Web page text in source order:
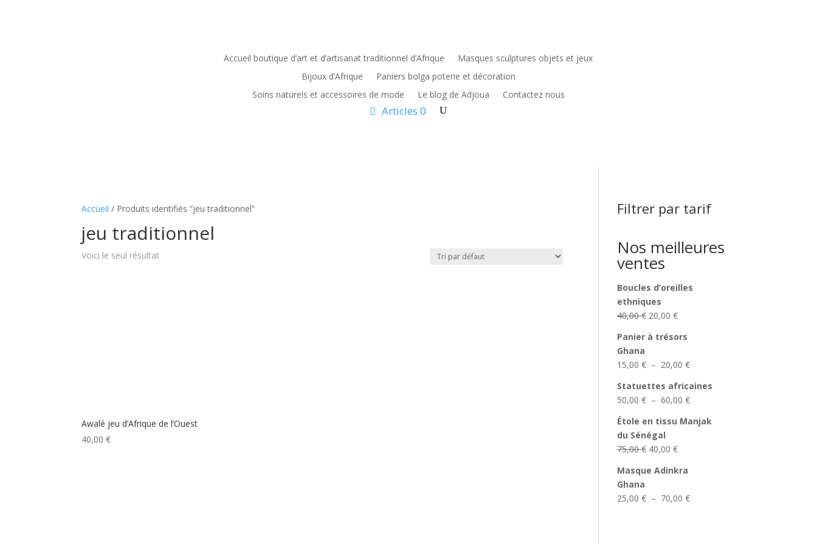
Accueil boutique d’art et d’artisanat traditionnel d’Afrique
Masques sculptures objets et jeux
Bijoux d’Afrique
Paniers bolga poterie et décoration
Soins naturels et accessoires de mode
Le blog de Adjoua Contactez nous
Articles 0
Accueil / Produits identifiés “jeu traditionnel”
jeu traditionnel
Voici le seul résultat
Awalé jeu d’Afrique de l’Ouest
40,00€
Filtrer par tarif
Nos meilleures
ventes
Boucles d’oreilles
ethniques
40,00€ Le
initial
40,00 €.
20,00€Le
actuel
20,00 €.
Panier à trésors
Ghana
15,00€ – 20,00€Plage
prix :
15,00 €
à
Statuettes africaines
50,00€ – 60,00€Plage
prix :
Étole en tissu Manjak
du Sénégal
75,00€ Le
initial
75,00 €.
40,00€Le
actuel
40,00 €.
Masque Adinkra
Ghana
25,00€ – 70,00€Plage